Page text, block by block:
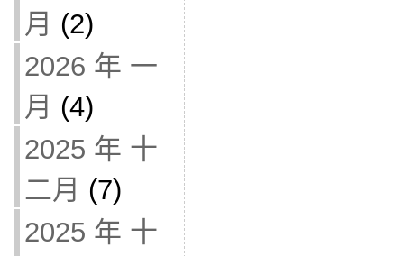
月 (2)
2026 年 一
月 (4)
2025 年 十
二月 (7)
2025 年 十